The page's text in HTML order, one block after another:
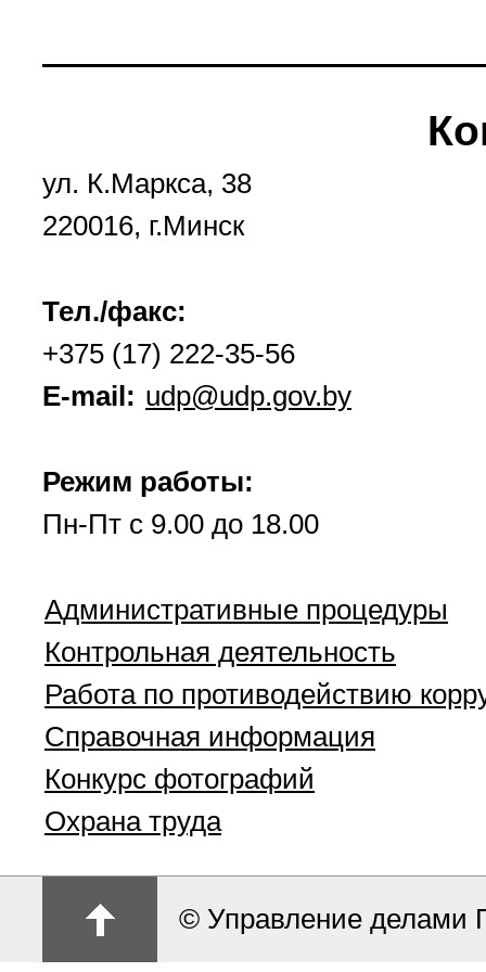
ул. К.Маркса, 38
220016, г.Минск
Тел./факс:
+375 (17) 222-35-56
E-mail: udp@udp.gov.by
Режим работы:
Пн-Пт с 9.00 до 18.00
Административные процедуры
Контрольная деятельность
Работа по противодействию
Справочная информация
Конкурс фотографий
Охрана труда
© Управление делами